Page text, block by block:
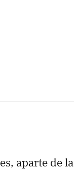
es, aparte de la